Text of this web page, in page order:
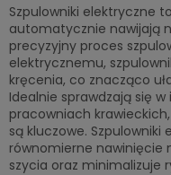
Szpulowniki elektryczne
automatycznie nawijają
precyzyjny proces
elektrycznemu,
kręcenia, co znacząco
Idealnie sprawdzają się
pracowniach
są kluczowe.
równomierne nawinięcie
szycia oraz minimalizuje